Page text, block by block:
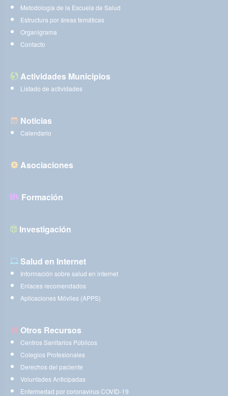
Metodología de la Escuela de Salud
Estructura por áreas temáticas
Organigrama
Contacto
Actividades Municipios
Listado de actividades
Noticias
Calendario
Asociaciones
Formación
Investigación
Salud en Internet
Información sobre salud en internet
Enlaces recomendados
Aplicaciones Móviles (APPS)
Otros Recursos
Centros Sanitarios Públicos
Colegios Profesionales
Derechos del paciente
Voluntades Anticipadas
Enfermedad por coronavirus COVID-19